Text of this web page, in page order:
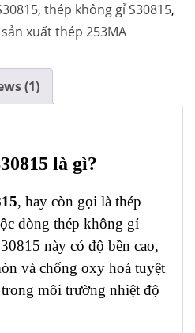
, thép không gỉ S30815,
xuất thép 253MA
(1)
là gì?
, hay còn gọi là thép
dòng thép không gỉ
này có độ bền cao,
và chống oxy hoá tuyệt
môi trường nhiệt độ